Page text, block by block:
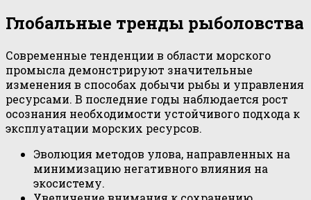
Глобальные тренды рыболовства
Современные тенденции в области морского
промысла демонстрируют значительные
изменения в способах добычи рыбы и управления
ресурсами. В последние годы наблюдается рост
осознания необходимости устойчивого подхода к
эксплуатации морских ресурсов.
Эволюция методов улова, направленных на
минимизацию негативного влияния на
экосистему.